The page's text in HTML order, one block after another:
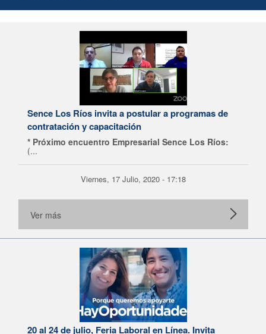
Sence Los Ríos invita a postular a programas de
contratación y capacitación
* Próximo encuentro Empresarial Sence Los Ríos:
(...
Viernes, 17 Julio, 2020 - 17:18
Ver más
20 al 24 de julio, Feria Laboral en Línea. Invita